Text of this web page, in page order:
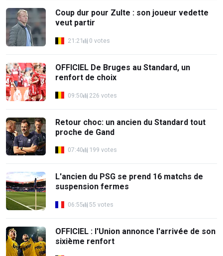
Coup dur pour Zulte : son joueur vedette
veut partir
21:21 0 votes
OFFICIEL De Bruges au Standard, un
renfort de choix
09:50 226 votes
Retour choc: un ancien du Standard tout
proche de Gand
07:40 199 votes
L'ancien du PSG se prend 16 matchs de
suspension fermes
06:55 55 votes
OFFICIEL : l'Union annonce l'arrivée de son
sixième renfort